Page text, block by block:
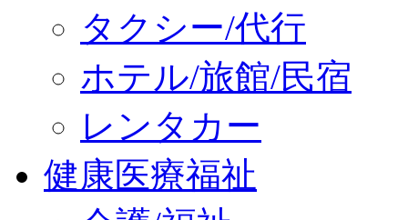
タクシー/代行
ホテル/旅館/民宿
レンタカー
健康医療福祉